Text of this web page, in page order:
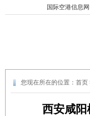
国际空港信息网
您现在所在的位置： 首页
西安咸